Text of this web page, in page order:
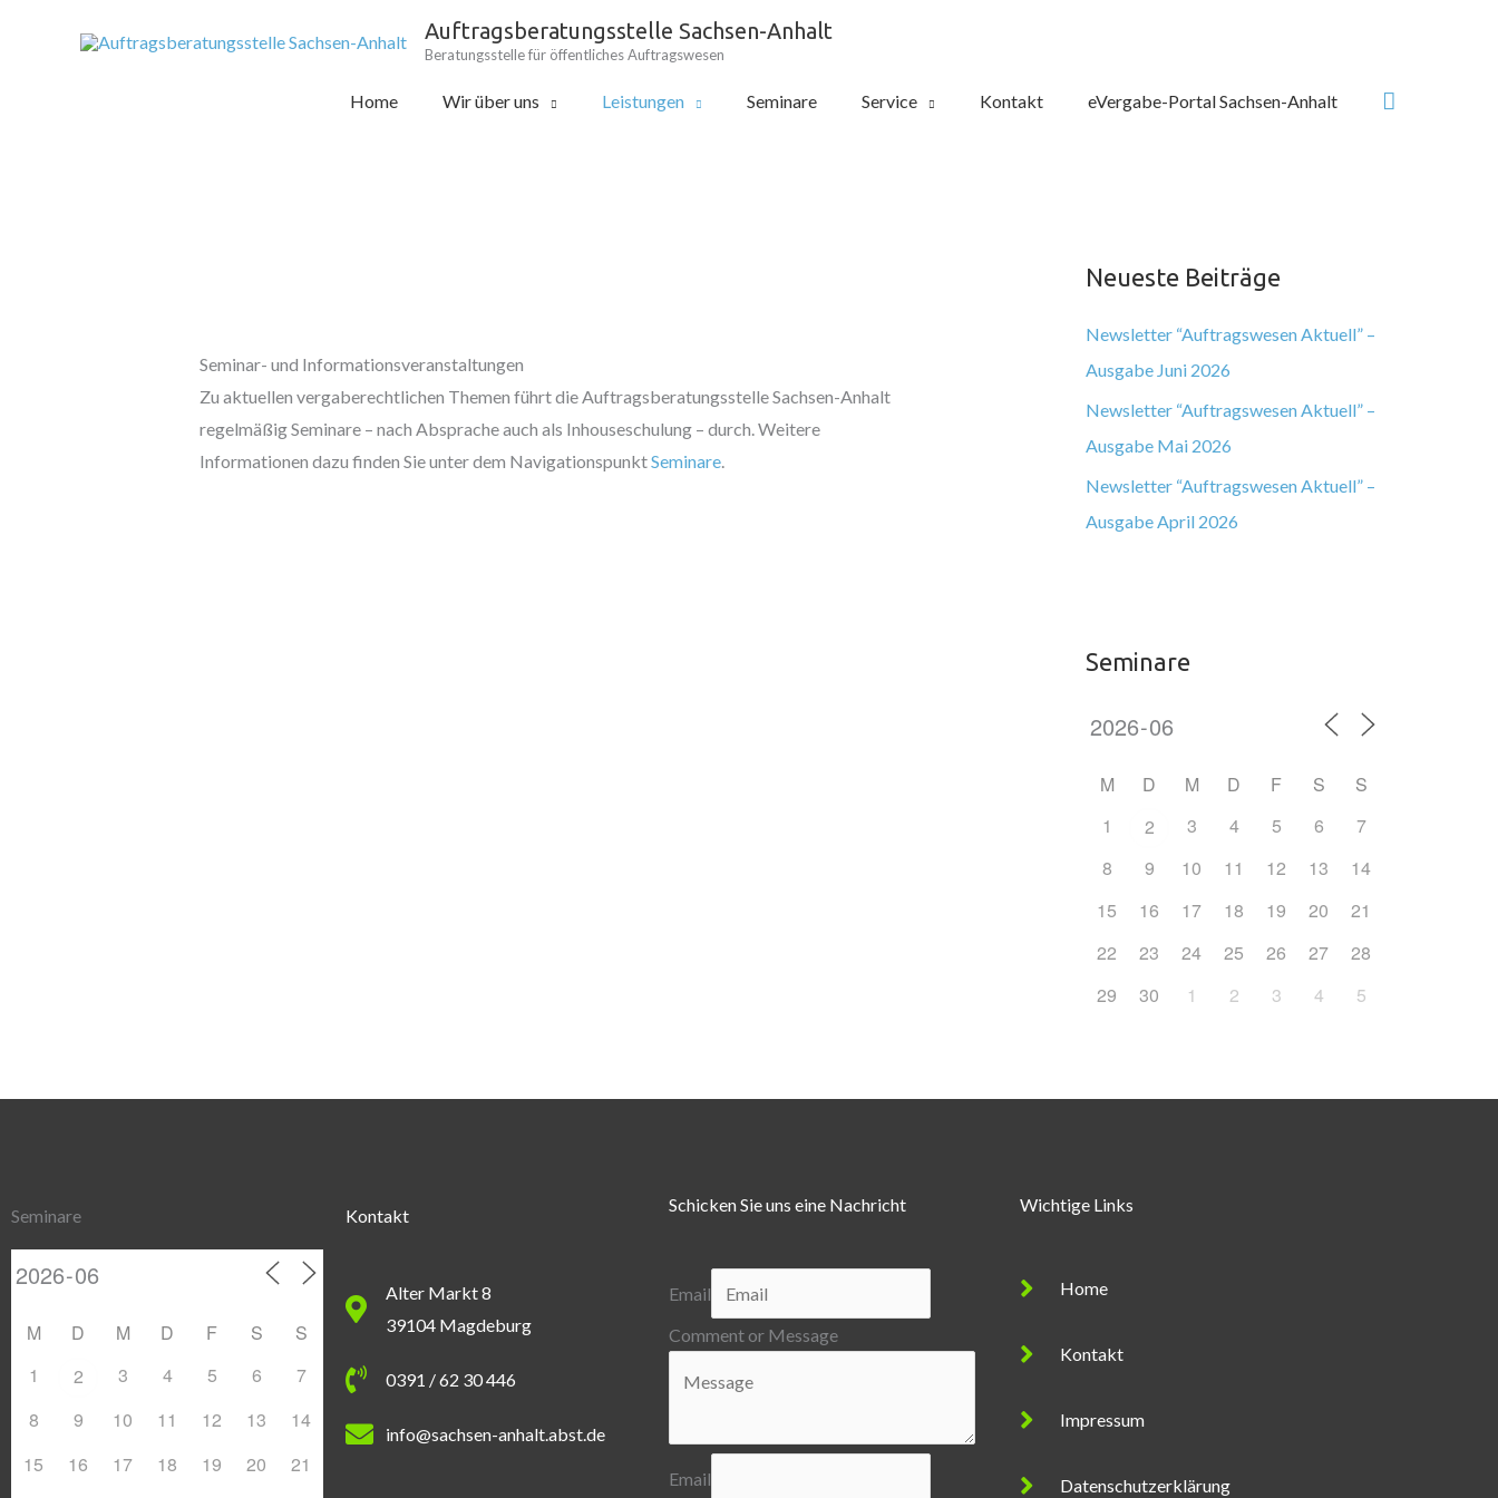
Auftragsberatungsstelle Sachsen-Anhalt
Beratungsstelle für öffentliches Auftragswesen
Home Wir über uns Leistungen Seminare Service Kontakt eVergabe-Portal Sachsen-Anhalt Suchen
Seminar- und Informationsveranstaltungen
Zu aktuellen vergaberechtlichen Themen führt die Auftragsberatungsstelle Sachsen-Anhalt
regelmäßig Seminare – nach Absprache auch als Inhouseschulung – durch. Weitere
Informationen dazu finden Sie unter dem NavigationspunktSeminare.
Neueste Beiträge
Newsletter “Auftragswesen Aktuell” –
Ausgabe Juni 2026
Newsletter “Auftragswesen Aktuell” –
Ausgabe Mai 2026
Newsletter “Auftragswesen Aktuell” –
Ausgabe April 2026
Seminare
M D M D F S
S
1
2 3 4 5 6
7
8
9 10 11 12 13
14
15
16 17 18 19 20
21
22
23 24 25 26 27
28
29
30 1 2 3 4 5
Seminare
M D M D F S
S
1
2 3 4 5 6
7
8
9 10 11 12 13
14
15
16 17 18 19 20
21
Kontakt
Alter Markt 8
39104 Magdeburg
0391 / 62 30 446
info@sachsen-anhalt.abst.de
Schicken Sie uns eine Nachricht
Email
Comment or Message
Email
Wichtige Links
Home
Kontakt
Impressum
Datenschutzerklärung